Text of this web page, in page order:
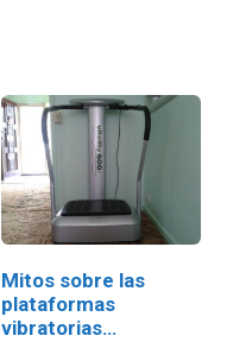
Mitos sobre las
plataformas
vibratorias